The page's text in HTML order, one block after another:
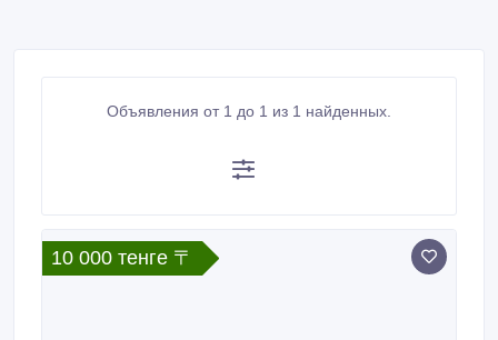
Объявления от 1 до 1 из 1 найденных.
10 000 тенге 〒